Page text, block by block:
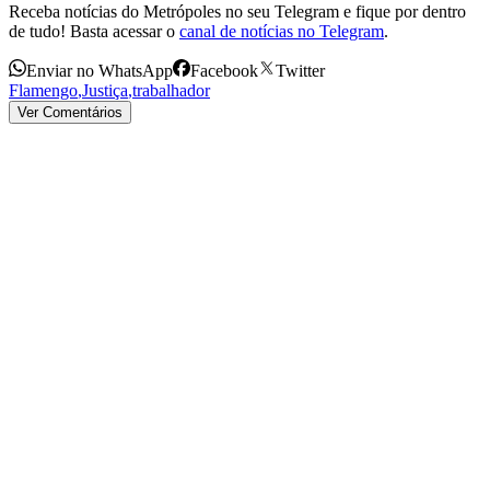
Receba notícias do Metrópoles no seu Telegram e fique por dentro
de tudo! Basta acessar o canal de notícias no Telegram.
Enviar no WhatsApp Facebook
Twitter
Flamengo,Justiça,trabalhador
Ver Comentários